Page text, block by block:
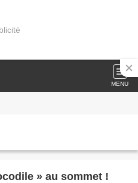
MENU
» au sommet !